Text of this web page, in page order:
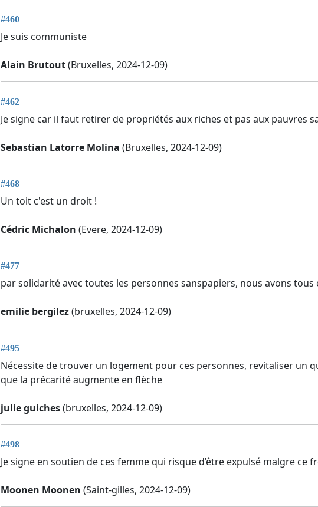
#460
Je suis communiste
Alain Brutout(Bruxelles, 2024-12-09)
#462
Je signe car il faut retirer de propriétés aux riches et pas aux pauvres
Sebastian Latorre Molina (Bruxelles, 2024-12-09)
#468
Un toit c'est un droit !
Cédric Michalon (Evere, 2024-12-09)
#477
par solidarité avec toutes les personnes sanspapiers, nous avons
emilie bergilez(bruxelles, 2024-12-09)
#495
Nécessite de trouver un logement pour ces personnes, revitaliser un
que la précarité augmente en flèche
julie guiches(bruxelles, 2024-12-09)
#498
Je signe en soutien de ces femme qui risque d’être expulsé malgre ce
Moonen Moonen (Saint-gilles, 2024-12-09)